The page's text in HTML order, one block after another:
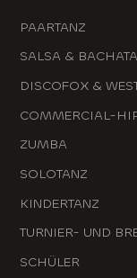
PAARTANZ
SALSA & BACHATA
DISCOFOX &
COMMERCIAL-
ZUMBA
SOLOTANZ
KINDERTANZ
TURNIER- UND
SCHÜLER